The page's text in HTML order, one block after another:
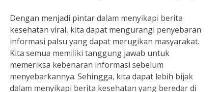
Dengan menjadi pintar dalam menyikapi berita
kesehatan viral, kita dapat mengurangi penyebaran
informasi palsu yang dapat merugikan masyarakat.
Kita semua memiliki tanggung jawab untuk
memeriksa kebenaran informasi sebelum
menyebarkannya. Sehingga, kita dapat lebih bijak
dalam menyikapi berita kesehatan yang beredar di